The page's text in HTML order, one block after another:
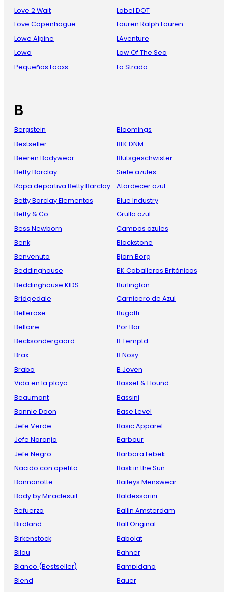
Love 2 Wait
Love Copenhague
Lowe Alpine
Lowa
Pequeños Looxs
Label DOT
Lauren Ralph Lauren
LAventure
Law Of The Sea
La Strada
B
Bergstein
Bestseller
Beeren Bodywear
Betty Barclay
Ropa deportiva Betty Barclay
Betty Barclay Elementos
Betty & Co
Bess Newborn
Benk
Benvenuto
Beddinghouse
Beddinghouse KIDS
Bridgedale
Bellerose
Bellaire
Becksondergaard
Brax
Brabo
Vida en la playa
Beaumont
Bonnie Doon
Jefe Verde
Jefe Naranja
Jefe Negro
Nacido con apetito
Bonnanotte
Body by Miraclesuit
Refuerzo
Birdland
Birkenstock
Bilou
Bianco (Bestseller)
Blend
Bloomings
BLK DNM
Blutsgeschwister
Siete azules
Atardecer azul
Blue Industry
Grulla azul
Campos azules
Blackstone
Bjorn Borg
BK Caballeros Británicos
Burlington
Carnicero de Azul
Bugatti
Por Bar
B Temptd
B Nosy
B Joven
Basset & Hound
Bassini
Base Level
Basic Apparel
Barbour
Barbara Lebek
Bask in the Sun
Baileys Menswear
Baldessarini
Ballin Amsterdam
Ball Original
Babolat
Bahner
Bampidano
Bauer